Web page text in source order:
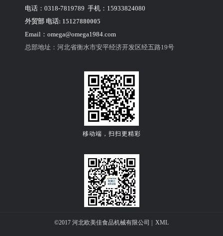
②把面粉、酵母、幼砂糖、深黑可可粉倒进搅拌桶。
④慢速搅拌3分钟，至所有面团成团无干粉后，快速
搅拌至面筋七成，可以拉出薄膜。
电话：0318-7819789 手机：15933824080
外贸部 电话: 15127880005
Email： omega@omega1984.com
总部地址：河北省衡水市安平经济开发区经五路19号
移动端，扫扫更精彩
©2017 河北欧美佳食品机械有限公司 | XML